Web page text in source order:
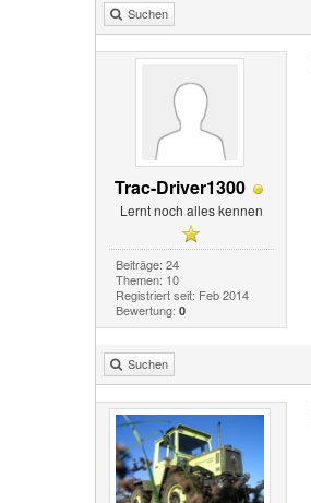
Suchen
Trac-Driver1300
Lernt noch alles kennen
Beiträge: 24
Themen: 10
Registriert seit: Feb 2014
Bewertung: 0
Suchen